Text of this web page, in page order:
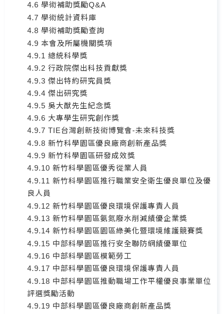
4.6 學術補助獎勵Q&A
4.7 學術統計資料庫
4.8 學術補助獎勵查詢
4.9 本會及所屬機關獎項
4.9.1 總統科學獎
4.9.2 行政院傑出科技貢獻獎
4.9.3 傑出特約研究員獎
4.9.4 傑出研究獎
4.9.5 吳大猷先生紀念獎
4.9.6 大專學生研究創作獎
4.9.7 TIE台灣創新技術博覽會-未來科技獎
4.9.8 新竹科學園區優良廠商創新產品獎
4.9.9 新竹科學園區研發成效獎
4.9.10 新竹科學園區優秀從業人員
4.9.11 新竹科學園區推行職業安全衛生優良單位及優
良人員
4.9.12 新竹科學園區優良環境保護專責人員
4.9.13 新竹科學園區氨氮廢水削減績優企業獎
4.9.14 新竹科學園區園區綠美化暨環境維護競賽獎
4.9.15 中部科學園區推行安全聯防網績優單位
4.9.16 中部科學園區模範勞工
4.9.17 中部科學園區優良環境保護專責人員
4.9.18 中部科學園區推動職場工作平權優良事業單位
評選獎勵活動
4.9.19 中部科學園區優良廠商創新產品獎